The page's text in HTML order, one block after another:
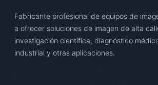
Fabricante profesional de equipos de
a ofrecer soluciones de imagen de alta
investigación científica, diagnóstico
industrial y otras aplicaciones.